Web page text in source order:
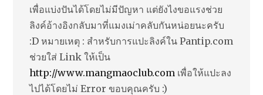
เพื่อแบ่งปันได้โดยไม่มีปัญหา แต่ยังไงขอแรงช่วย
ลิงค์อ้างอิงกลับมาที่แมงเม่าคลับกันหน่อยนะครับ
:D หมายเหตุ : สำหรับการแปะลิงค์ใน Pantip.com
ช่วยใส่ Link ให้เป็น
http://www.mangmaoclub.com เพื่อให้แปะลง
ไปได้โดยไม่ Error ขอบคุณครับ :)